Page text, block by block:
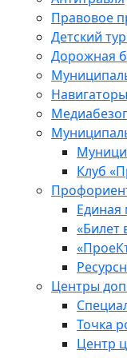
Правовое
Детский
Дорожная
Клуб
«Билет
Центры
Точка
Центр